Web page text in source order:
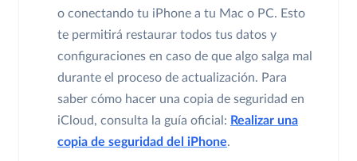
o conectando tu iPhone a tu Mac o PC. Esto
te permitirá restaurar todos tus datos y
configuraciones en caso de que algo salga mal
durante el proceso de actualización. Para
saber cómo hacer una copia de seguridad en
iCloud, consulta la guía oficial: Realizar una
copia de seguridad del iPhone.